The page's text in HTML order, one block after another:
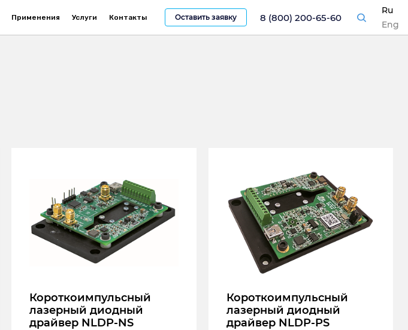
Применения Услуги Контакты Оставить заявку 8 (800) 200-65-60
Ru
Eng
Короткоимпульсный
лазерный диодный
драйвер NLDP-NS
Короткоимпульсный
лазерный диодный
драйвер NLDP-PS